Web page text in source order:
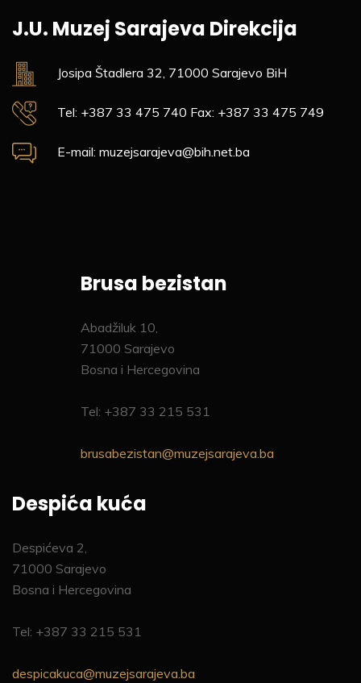
J.U. Muzej Sarajeva Direkcija
Josipa Štadlera 32, 71000 Sarajevo BiH
Tel: +387 33 475 740 Fax: +387 33 475 749
E-mail: muzejsarajeva@bih.net.ba
Brusa bezistan
Abadžiluk 10,
71000 Sarajevo
Bosna i Hercegovina
Tel: +387 33 215 531
brusabezistan@muzejsarajeva.ba
Despića kuća
Despićeva 2,
71000 Sarajevo
Bosna i Hercegovina
Tel: +387 33 215 531
despicakuca@muzejsarajeva.ba